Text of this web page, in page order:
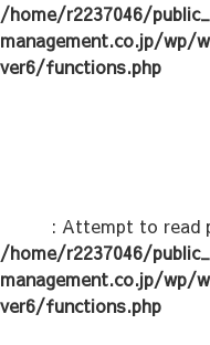
/home/r2237046/
management.co.jp/
ver6/functions.php
: Attempt to read
/home/r2237046/
management.co.jp/
ver6/functions.php